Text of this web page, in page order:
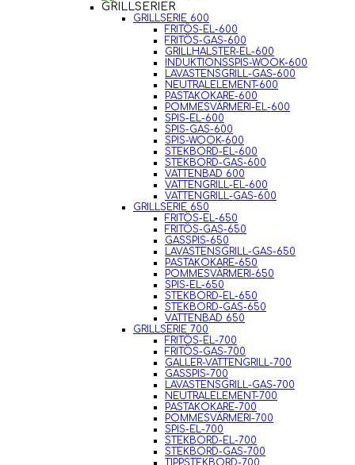
GRILLSERIER
GRILLSERIE 600
FRITÖS-EL-600
FRITÖS-GAS-600
GRILLHALSTER-EL-600
INDUKTIONSSPIS-WOOK-600
LAVASTENSGRILL-GAS-600
NEUTRALELEMENT-600
PASTAKOKARE-600
POMMESVÄRMERI-EL-600
SPIS-EL-600
SPIS-GAS-600
SPIS-WOOK-600
STEKBORD-EL-600
STEKBORD-GAS-600
VATTENBAD 600
VATTENGRILL-EL-600
VATTENGRILL-GAS-600
GRILLSERIE 650
FRITÖS-EL-650
FRITÖS-GAS-650
GASSPIS-650
LAVASTENSGRILL-GAS-650
PASTAKOKARE-650
POMMESVÄRMERI-650
SPIS-EL-650
STEKBORD-EL-650
STEKBORD-GAS-650
VATTENBAD 650
GRILLSERIE 700
FRITÖS-EL-700
FRITÖS-GAS-700
GALLER-VATTENGRILL-700
GASSPIS-700
LAVASTENSGRILL-GAS-700
NEUTRALELEMENT-700
PASTAKOKARE-700
POMMESVÄRMERI-700
SPIS-EL-700
STEKBORD-EL-700
STEKBORD-GAS-700
TIPPSTEKBORD-700